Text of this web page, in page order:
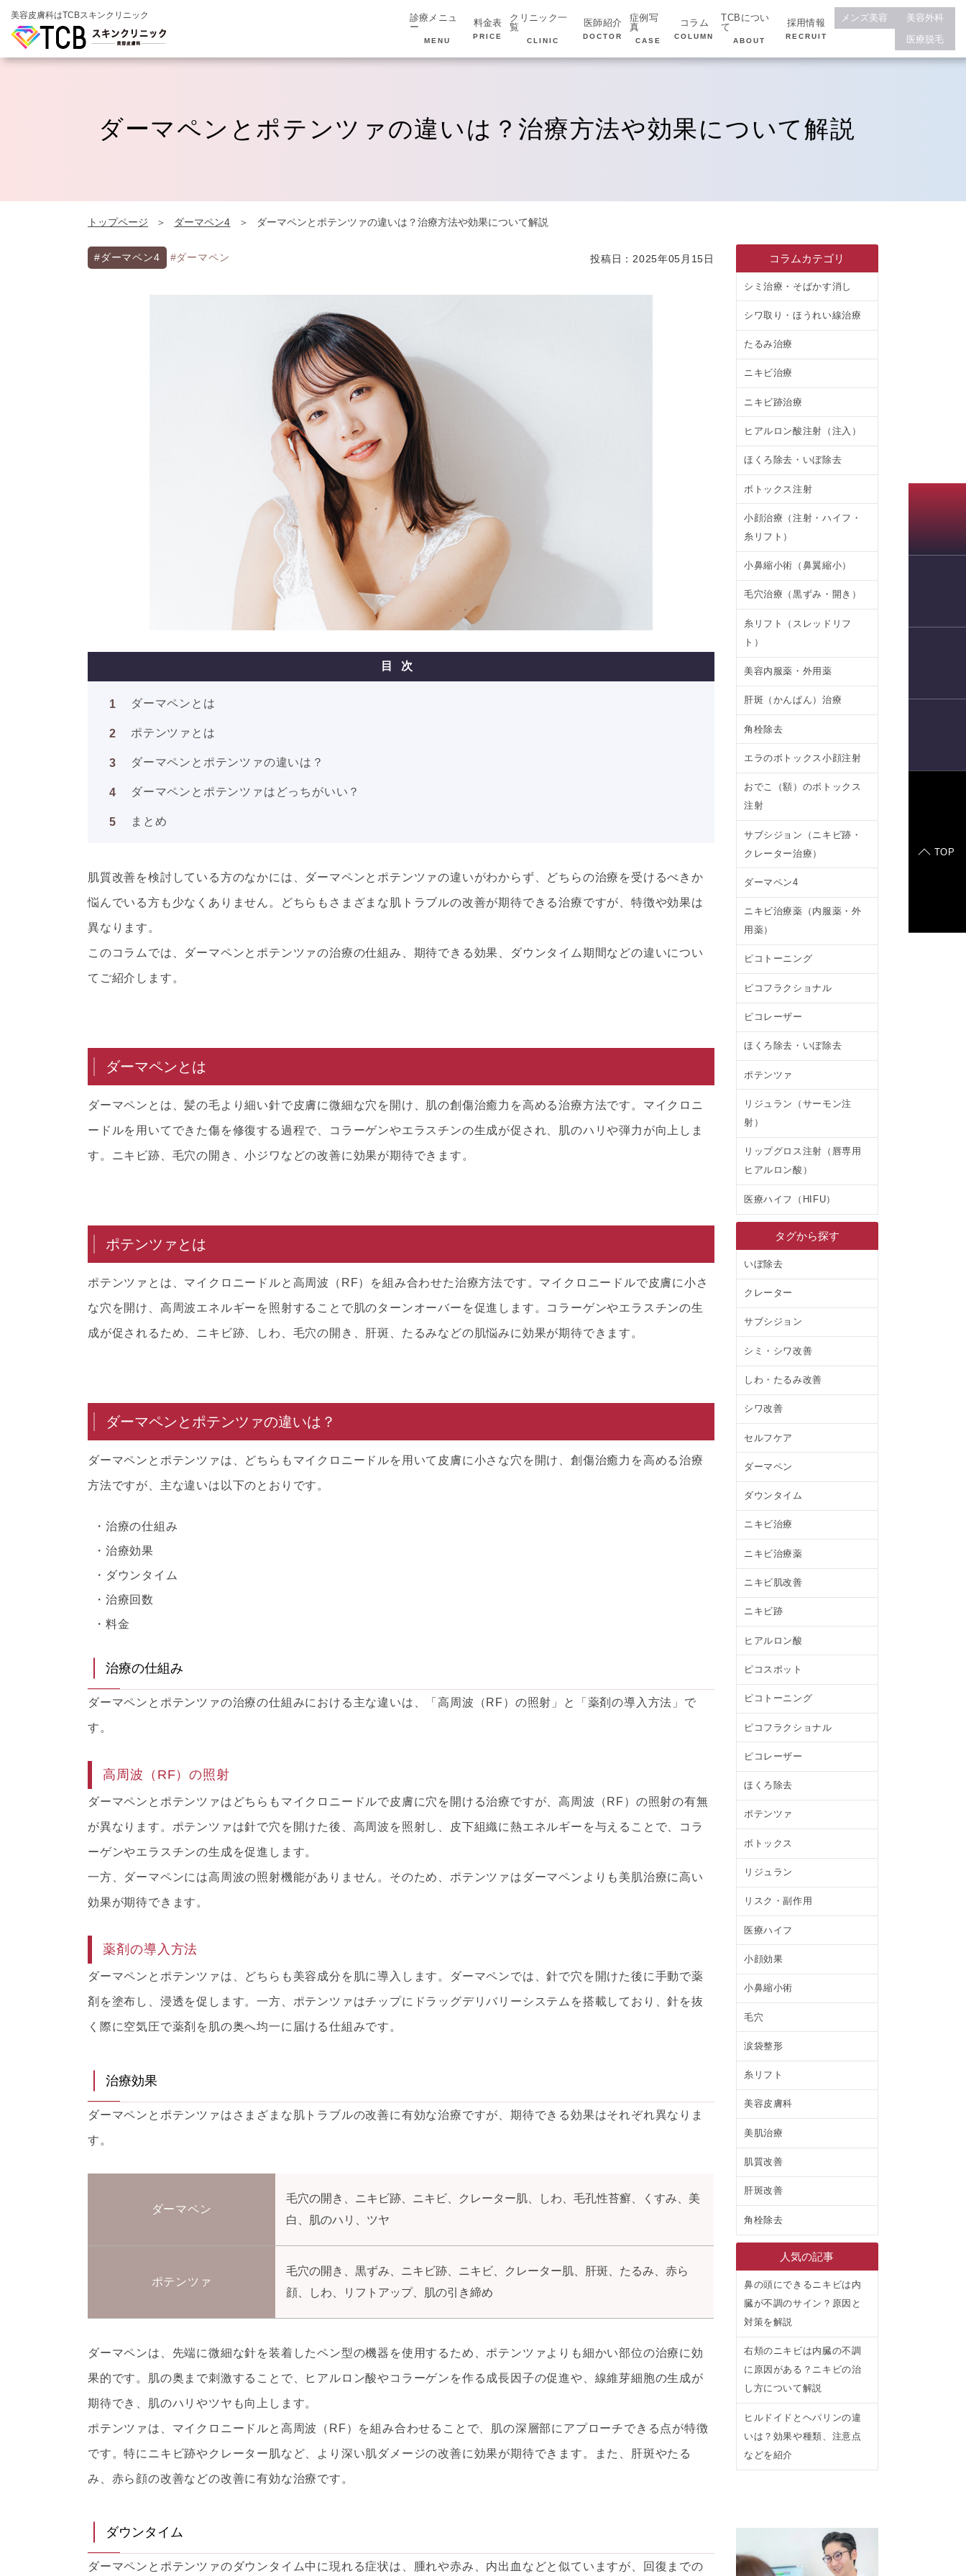
美容皮膚科はTCBスキンクリニック
診療メニュ
ー
MENU
料金表
PRICE
クリニック一
覧
CLINIC
医師紹介
DOCTOR
症例写
真
CASE
コラム
COLUMN
TCBについ
て
ABOUT
採用情報
RECRUIT
メンズ美容
美容外科
医療脱毛
ダーマペンとポテンツァの違いは？治療方法や効果について解説
トップページ ダーマペン4 ダーマペンとポテンツァの違いは？治療方法や効果について解説
#ダーマペン4 #ダーマペン 投稿日：2025年05月15日
目次
ダーマペンとは
ポテンツァとは
ダーマペンとポテンツァの違いは？
ダーマペンとポテンツァはどっちがいい？
まとめ
肌質改善を検討している方のなかには、ダーマペンとポテンツァの違いがわからず、どちらの治療を受けるべきか
悩んでいる方も少なくありません。どちらもさまざまな肌トラブルの改善が期待できる治療ですが、特徴や効果は
異なります。
このコラムでは、ダーマペンとポテンツァの治療の仕組み、期待できる効果、ダウンタイム期間などの違いについ
てご紹介します。
ダーマペンとは
ダーマペンとは、髪の毛より細い針で皮膚に微細な穴を開け、肌の創傷治癒力を高める治療方法です。マイクロニ
ードルを用いてできた傷を修復する過程で、コラーゲンやエラスチンの生成が促され、肌のハリや弾力が向上しま
す。ニキビ跡、毛穴の開き、小ジワなどの改善に効果が期待できます。
ポテンツァとは
ポテンツァとは、マイクロニードルと高周波（RF）を組み合わせた治療方法です。マイクロニードルで皮膚に小さ
な穴を開け、高周波エネルギーを照射することで肌のターンオーバーを促進します。コラーゲンやエラスチンの生
成が促されるため、ニキビ跡、しわ、毛穴の開き、肝斑、たるみなどの肌悩みに効果が期待できます。
ダーマペンとポテンツァの違いは？
ダーマペンとポテンツァは、どちらもマイクロニードルを用いて皮膚に小さな穴を開け、創傷治癒力を高める治療
方法ですが、主な違いは以下のとおりです。
治療の仕組み
治療効果
ダウンタイム
治療回数
料金
治療の仕組み
ダーマペンとポテンツァの治療の仕組みにおける主な違いは、「高周波（RF）の照射」と「薬剤の導入方法」で
す。
高周波（RF）の照射
ダーマペンとポテンツァはどちらもマイクロニードルで皮膚に穴を開ける治療ですが、高周波（RF）の照射の有無
が異なります。ポテンツァは針で穴を開けた後、高周波を照射し、皮下組織に熱エネルギーを与えることで、コラ
ーゲンやエラスチンの生成を促進します。
一方、ダーマペンには高周波の照射機能がありません。そのため、ポテンツァはダーマペンよりも美肌治療に高い
効果が期待できます。
薬剤の導入方法
ダーマペンとポテンツァは、どちらも美容成分を肌に導入します。ダーマペンでは、針で穴を開けた後に手動で薬
剤を塗布し、浸透を促します。一方、ポテンツァはチップにドラッグデリバリーシステムを搭載しており、針を抜
く際に空気圧で薬剤を肌の奥へ均一に届ける仕組みです。
治療効果
ダーマペンとポテンツァはさまざまな肌トラブルの改善に有効な治療ですが、期待できる効果はそれぞれ異なりま
す。
ダーマペン
毛穴の開き、ニキビ跡、ニキビ、クレーター肌、しわ、毛孔性苔癬、くすみ、美
白、肌のハリ、ツヤ
ポテンツァ
毛穴の開き、黒ずみ、ニキビ跡、ニキビ、クレーター肌、肝斑、たるみ、赤ら
顔、しわ、リフトアップ、肌の引き締め
ダーマペンは、先端に微細な針を装着したペン型の機器を使用するため、ポテンツァよりも細かい部位の治療に効
果的です。肌の奥まで刺激することで、ヒアルロン酸やコラーゲンを作る成長因子の促進や、線維芽細胞の生成が
期待でき、肌のハリやツヤも向上します。
ポテンツァは、マイクロニードルと高周波（RF）を組み合わせることで、肌の深層部にアプローチできる点が特徴
です。特にニキビ跡やクレーター肌など、より深い肌ダメージの改善に効果が期待できます。また、肝斑やたる
み、赤ら顔の改善などの改善に有効な治療です。
ダウンタイム
ダーマペンとポテンツァのダウンタイム中に現れる症状は、腫れや赤み、内出血などと似ていますが、回復までの
コラムカテゴリ
シミ治療・そばかす消し
シワ取り・ほうれい線治療
たるみ治療
ニキビ治療
ニキビ跡治療
ヒアルロン酸注射（注入）
ほくろ除去・いぼ除去
ボトックス注射
小顔治療（注射・ハイフ・
糸リフト）
小鼻縮小術（鼻翼縮小）
毛穴治療（黒ずみ・開き）
糸リフト（スレッドリフ
ト）
美容内服薬・外用薬
肝斑（かんぱん）治療
角栓除去
エラのボトックス小顔注射
おでこ（額）のボトックス
注射
サブシジョン（ニキビ跡・
クレーター治療）
ダーマペン4
ニキビ治療薬（内服薬・外
用薬）
ピコトーニング
ピコフラクショナル
ピコレーザー
ほくろ除去・いぼ除去
ポテンツァ
リジュラン（サーモン注
射）
リップグロス注射（唇専用
ヒアルロン酸）
医療ハイフ（HIFU）
タグから探す
いぼ除去
クレーター
サブシジョン
シミ・シワ改善
しわ・たるみ改善
シワ改善
セルフケア
ダーマペン
ダウンタイム
ニキビ治療
ニキビ治療薬
ニキビ肌改善
ニキビ跡
ヒアルロン酸
ピコスポット
ピコトーニング
ピコフラクショナル
ピコレーザー
ほくろ除去
ポテンツァ
ボトックス
リジュラン
リスク・副作用
医療ハイフ
小顔効果
小鼻縮小術
毛穴
涙袋整形
糸リフト
美容皮膚科
美肌治療
肌質改善
肝斑改善
角栓除去
人気の記事
鼻の頭にできるニキビは内
臓が不調のサイン？原因と
対策を解説
右頬のニキビは内臓の不調
に原因がある？ニキビの治
し方について解説
ヒルドイドとヘパリンの違
いは？効果や種類、注意点
などを紹介
TOP